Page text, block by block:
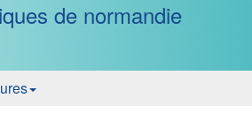
de normandie